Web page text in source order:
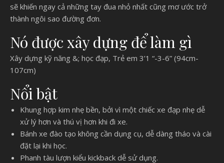
sẽ khiến ngay cả những tay đua nhỏ nhất cũng mơ ước trở
thành ngôi sao đường đơn.
Nó được xây dựng để làm gì
Xây dựng kỹ năng &; học đạp, Trẻ em 3’1 “-3-6” (94cm-
107cm)
Nổi bật
Khung hợp kim nhẹ bền, bởi vì một chiếc xe đạp nhẹ dễ
xử lý hơn và thú vị hơn khi đi xe.
Bánh xe đào tạo không cần dụng cụ, dễ dàng tháo và cài
đặt lại khi học.
Phanh tàu lượn kiểu kickback dễ sử dụng.